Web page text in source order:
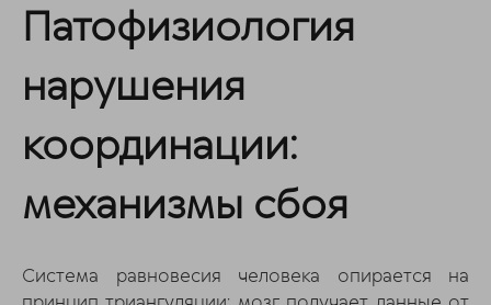
Патофизиология
нарушения
координации:
механизмы сбоя
Система равновесия человека опирается на